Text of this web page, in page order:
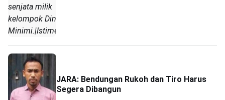
senjata milik
kelompok Din
Minimi.|Istimewa
JARA: Bendungan Rukoh dan Tiro Harus
Segera Dibangun